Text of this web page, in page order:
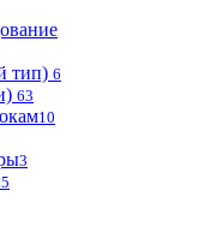
тип) 6
63
10
3
5